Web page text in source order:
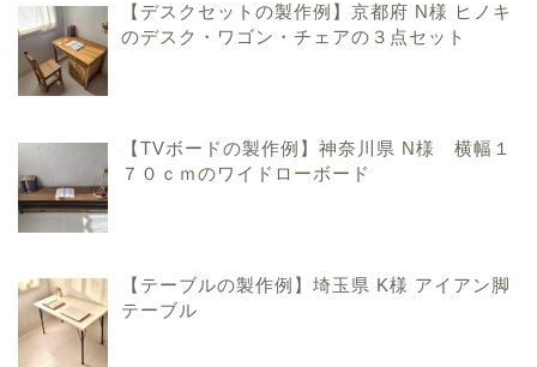
【デスクセットの製作例】京都府 N様 ヒノキ
のデスク・ワゴン・チェアの３点セット
【TVボードの製作例】神奈川県 N様 横幅１
７０ｃｍのワイドローボード
【テーブルの製作例】埼玉県 K様 アイアン脚
テーブル
香川県での暮らしのこと